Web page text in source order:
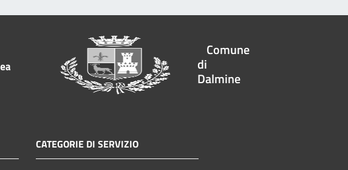
Comune
di
Dalmine
CATEGORIE DI SERVIZIO